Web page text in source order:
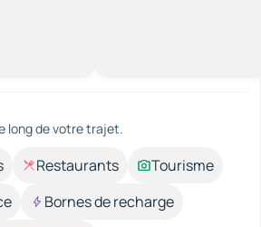
long de votre trajet.
Restaurants
Tourisme
Bornes de recharge